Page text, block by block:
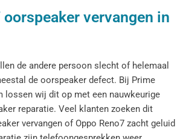
oorspeaker vervangen in
de andere persoon slecht of helemaal
de oorspeaker defect. Bij Prime
lossen wij dit op met een nauwkeurige
reparatie. Veel klanten zoeken dit
vervangen of Oppo Reno7 zacht geluid